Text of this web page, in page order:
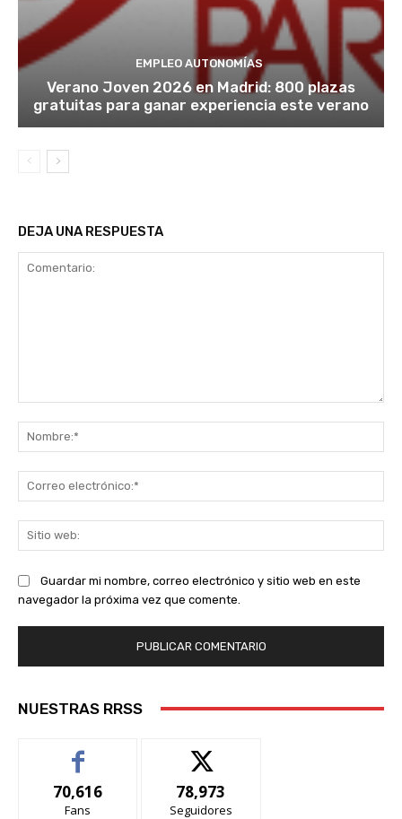
EMPLEO AUTONOMÍAS
Verano Joven 2026 en Madrid: 800 plazas
gratuitas para ganar experiencia este verano
DEJA UNA RESPUESTA
Guardar mi nombre, correo electrónico y sitio web en este
navegador la próxima vez que comente.
NUESTRAS RRSS
70,616
Fans
78,973
Seguidores